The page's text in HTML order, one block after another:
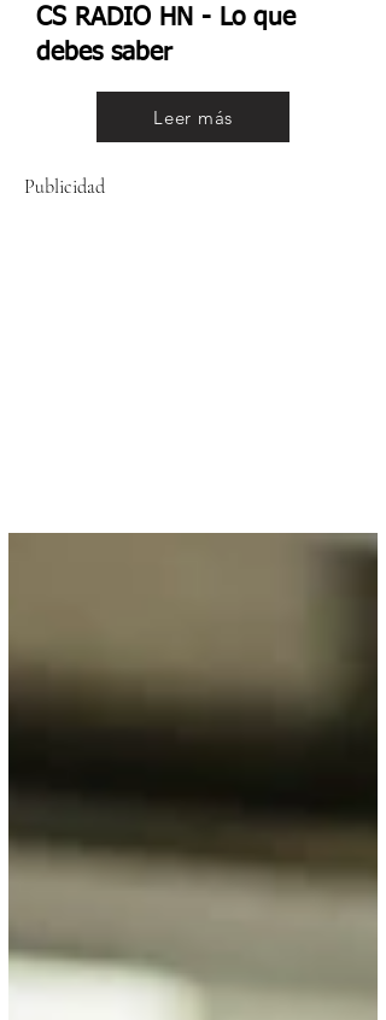
CS RADIO HN - Lo que
debes saber
Leer más
Publicidad